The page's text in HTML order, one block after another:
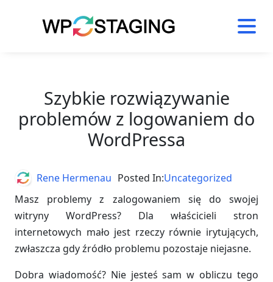
Szybkie rozwiązywanie
problemów z logowaniem do
WordPressa
Masz problemy z zalogowaniem się do swojej
witryny WordPress? Dla właścicieli stron
internetowych mało jest rzeczy równie irytujących,
zwłaszcza gdy źródło problemu pozostaje niejasne.
Dobra wiadomość? Nie jesteś sam w obliczu tego
AuthorRene Hermenau Posted In:Uncategorized